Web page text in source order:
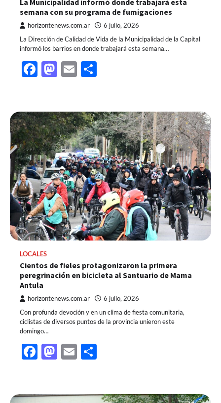
La Municipalidad informó donde trabajará esta
semana con su programa de fumigaciones
horizontenews.com.ar 6 julio, 2026
La Dirección de Calidad de Vida de la Municipalidad de la Capital
informó los barrios en donde trabajará esta semana…
Facebook
Mastodon
Email
LOCALES
Cientos de fieles protagonizaron la primera
peregrinación en bicicleta al Santuario de Mama
Antula
horizontenews.com.ar 6 julio, 2026
Con profunda devoción y en un clima de fiesta comunitaria,
ciclistas de diversos puntos de la provincia unieron este
domingo…
Facebook
Mastodon
Email